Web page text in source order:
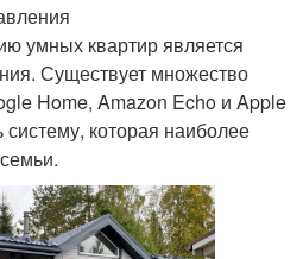
умных квартир является
Существует множество
Home, Amazon Echo и Apple
которая наиболее